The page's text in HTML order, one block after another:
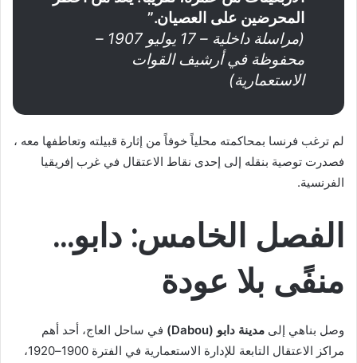
المحرضين على العصيان.”
(مراسلة داخلية – 17 يوليو 1907 –
محفوظة في أرشيف القوات
الاستعمارية)
لم ترغب فرنسا بمحاكمته محلياً خوفاً من إثارة قبيلته وتعاطفها معه ،
فصدرت توصية بنقله إلى إحدى نقاط الاعتقال في غرب إفريقيا
الفرنسية.
الفصل الخامس: دابو…
منفًى بلا عودة
وصل بناهي إلى مدينة دابو (Dabou)
في ساحل العاج، أحد أهم
مراكز الاعتقال التابعة للإدارة الاستعمارية في الفترة 1900–1920،